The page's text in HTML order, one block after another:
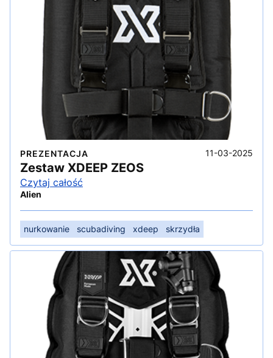
PREZENTACJA 11-03-2025
Zestaw XDEEP ZEOS
Czytaj całość
Alien
nurkowanie scubadiving xdeep skrzydła